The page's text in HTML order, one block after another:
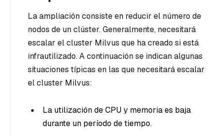
La ampliación consiste en reducir el número de
nodos de un clúster. Generalmente, necesitará
escalar el cluster Milvus que ha creado si está
infrautilizado. A continuación se indican algunas
situaciones típicas en las que necesitará escalar
el cluster Milvus:
La utilización de CPU y memoria es baja
durante un período de tiempo.